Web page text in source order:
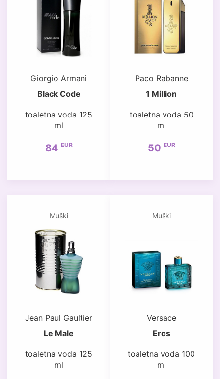
Giorgio Armani
Black Code
toaletna voda 125
ml
84 EUR
Paco Rabanne
1 Million
toaletna voda 50
ml
50 EUR
Muški
Jean Paul Gaultier
Le Male
toaletna voda 125
ml
Muški
Versace
Eros
toaletna voda 100
ml